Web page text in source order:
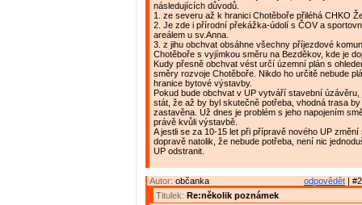
následujících důvodů.
1. ze severu až k hranici Chotěboře přiléhá CHKO
2. Je zde i přírodní překážka-údolí s ČOV a
areálem u sv.Anna.
3. z jihu obchvat obsáhne všechny příjezdové
Chotěboře s vyjímkou směru na Bezděkov, kde je
Kudy přesně obchvat vést určí územní plán s
směry rozvoje Chotěboře. Nikdo ho určitě nebude
hranice bytové výstavby.
Pokud bude obchvat v UP vytváří stavební úzávěru,
stát, že až by byl skutečně potřeba, vhodná trasa by
zastavěna. Už dnes je problém s jeho napojením
právě kvůli výstavbě.
A jestli se za 10-15 let při přípravě nového UP změní
dopravě natolik, že nebude potřeba, není nic
UP odstranit.
odpovědět |
Autor: občanka
Titulek: Re:několik poznámek